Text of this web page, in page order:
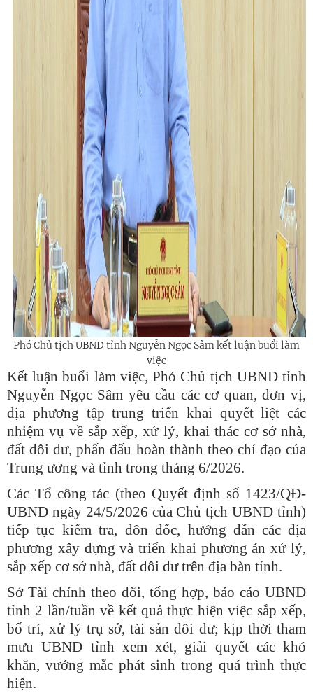
Phó Chủ tịch UBND tỉnh Nguyễn Ngọc Sâm kết luận buổi làm
việc
Kết luận buổi làm việc, Phó Chủ tịch UBND tỉnh
Nguyễn Ngọc Sâm yêu cầu các cơ quan, đơn vị,
địa phương tập trung triển khai quyết liệt các
nhiệm vụ về sắp xếp, xử lý, khai thác cơ sở nhà,
đất dôi dư, phấn đấu hoàn thành theo chỉ đạo của
Trung ương và tỉnh trong tháng 6/2026.
Các Tổ công tác (theo Quyết định số 1423/QĐ-
UBND ngày 24/5/2026 của Chủ tịch UBND tỉnh)
tiếp tục kiểm tra, đôn đốc, hướng dẫn các địa
phương xây dựng và triển khai phương án xử lý,
sắp xếp cơ sở nhà, đất dôi dư trên địa bàn tỉnh.
Sở Tài chính theo dõi, tổng hợp, báo cáo UBND
tỉnh 2 lần/tuần về kết quả thực hiện việc sắp xếp,
bố trí, xử lý trụ sở, tài sản dôi dư; kịp thời tham
mưu UBND tỉnh xem xét, giải quyết các khó
khăn, vướng mắc phát sinh trong quá trình thực
hiện.